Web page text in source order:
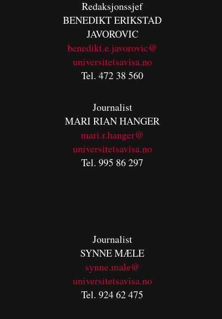
Redaksjonssjef
BENEDIKTERIKSTAD
JAVOROVIC
benedikt.e.javorovic@
universitetsavisa.no
Tel. 472 38 560
Journalist
MARI RIAN HANGER
mari.r.hanger@
universitetsavisa.no
Tel. 995 86 297
Journalist
SYNNE MÆLE
synne.male@
universitetsavisa.no
Tel. 924 62 475